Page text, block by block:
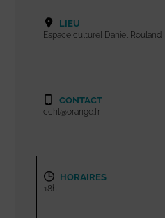
LIEU
Espace culturel Daniel Rouland
CONTACT
cchl@orange.fr
HORAIRES
18h